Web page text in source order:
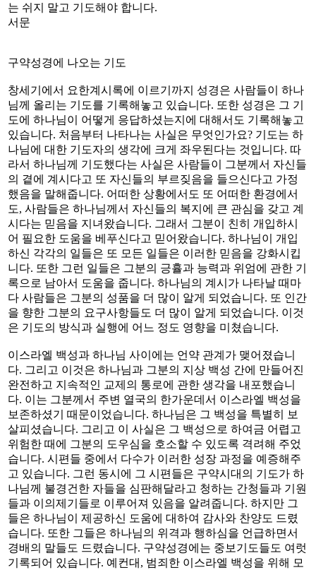
는 쉬지 말고 기도해야 합니다.
서문
구약성경에 나오는 기도
창세기에서 요한계시록에 이르기까지 성경은 사람들이 하나
님께 올리는 기도를 기록해놓고 있습니다. 또한 성경은 그 기
도에 하나님이 어떻게 응답하셨는지에 대해서도 기록해놓고
있습니다. 처음부터 나타나는 사실은 무엇인가요? 기도는 하
나님에 대한 기도자의 생각에 크게 좌우된다는 것입니다. 따
라서 하나님께 기도했다는 사실은 사람들이 그분께서 자신들
의 곁에 계시다고 또 자신들의 부르짖음을 들으신다고 가정
했음을 말해줍니다. 어떠한 상황에서도 또 어떠한 환경에서
도, 사람들은 하나님께서 자신들의 복지에 큰 관심을 갖고 계
시다는 믿음을 지녀왔습니다. 그래서 그분이 친히 개입하시
어 필요한 도움을 베푸신다고 믿어왔습니다. 하나님이 개입
하신 각각의 일들은 또 모든 일들은 이러한 믿음을 강화시킵
니다. 또한 그런 일들은 그분의 긍휼과 능력과 위엄에 관한 기
록으로 남아서 도움을 줍니다. 하나님의 계시가 나타날 때마
다 사람들은 그분의 성품을 더 많이 알게 되었습니다. 또 인간
을 향한 그분의 요구사항들도 더 많이 알게 되었습니다. 이것
은 기도의 방식과 실행에 어느 정도 영향을 미쳤습니다.
이스라엘 백성과 하나님 사이에는 언약 관계가 맺어졌습니
다. 그리고 이것은 하나님과 그분의 지상 백성 간에 만들어진
완전하고 지속적인 교제의 통로에 관한 생각을 내포했습니
다. 이는 그분께서 주변 열국의 한가운데서 이스라엘 백성을
보존하셨기 때문이었습니다. 하나님은 그 백성을 특별히 보
살피셨습니다. 그리고 이 사실은 그 백성으로 하여금 어렵고
위험한 때에 그분의 도우심을 호소할 수 있도록 격려해 주었
습니다. 시편들 중에서 다수가 이러한 성장 과정을 예증해주
고 있습니다. 그런 동시에 그 시편들은 구약시대의 기도가 하
나님께 불경건한 자들을 심판해달라고 청하는 간청들과 기원
들과 이의제기들로 이루어져 있음을 알려줍니다. 하지만 그
들은 하나님이 제공하신 도움에 대하여 감사와 찬양도 드렸
습니다. 또한 그들은 하나님의 위격과 행하심을 언급하면서
경배의 말들도 드렸습니다. 구약성경에는 중보기도들도 여럿
기록되어 있습니다. 예컨대, 범죄한 이스라엘 백성을 위해 모